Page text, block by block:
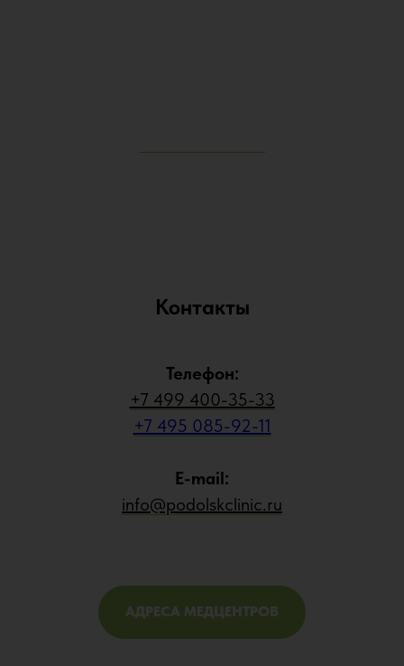
Контакты
Телефон:
+7 499 400-35-33
+7 495 085-92-11
E-mail:
info@podolskclinic.ru
АДРЕСА МЕДЦЕНТРОВ